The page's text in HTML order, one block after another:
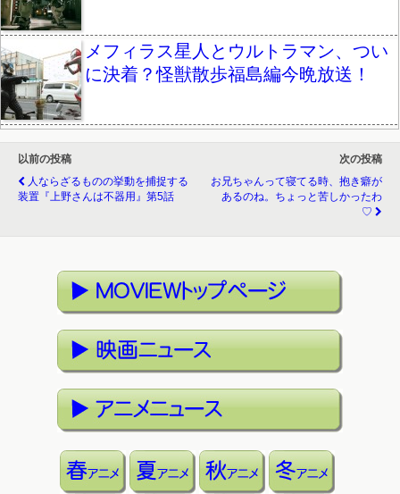
メフィラス星人とウルトラマン、つい
に決着？怪獣散歩福島編今晩放送！
以前の投稿
人ならざるものの挙動を捕捉する
装置『上野さんは不器用』第5話
次の投稿
お兄ちゃんって寝てる時、抱き癖が
あるのね。ちょっと苦しかったわ
♡